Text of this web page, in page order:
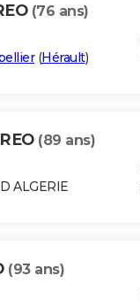
(76 ans)
(Hérault)
(89 ans)
ALGERIE
(93 ans)